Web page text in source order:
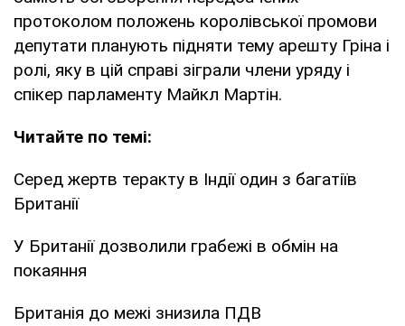
протоколом положень королівської промови
депутати планують підняти тему арешту Гріна і
ролі, яку в цій справі зіграли члени уряду і
спікер парламенту Майкл Мартін.
Читайте по темі:
Серед жертв теракту в Індії один з багатіїв
Британії
У Британії дозволили грабежі в обмін на
покаяння
Британія до межі знизила ПДВ